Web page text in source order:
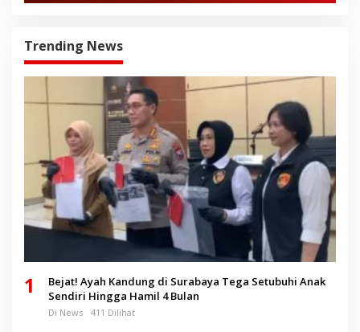
Trending News
1
Bejat! Ayah Kandung di Surabaya Tega Setubuhi Anak
Sendiri Hingga Hamil 4 Bulan
Di News 411 Dilihat